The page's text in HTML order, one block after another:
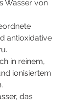
Wasser von
antioxidative
in reinem,
ionisiertem
das